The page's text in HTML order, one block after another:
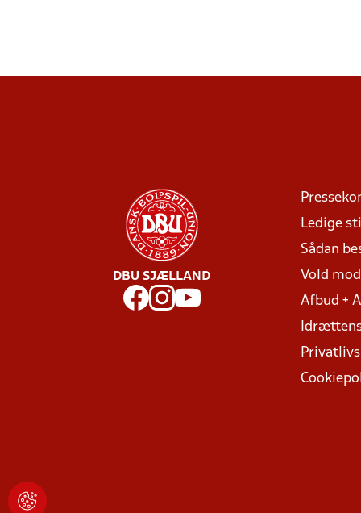
DBU SJÆLLAND
Ledige
Sådan
Vold
Afbud +